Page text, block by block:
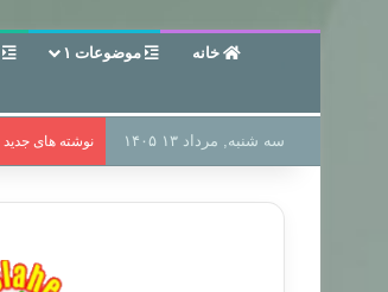
خانه موضوعات ۱
سه شنبه, مرداد ۱۳ ۱۴۰۵ نوشته های جدید